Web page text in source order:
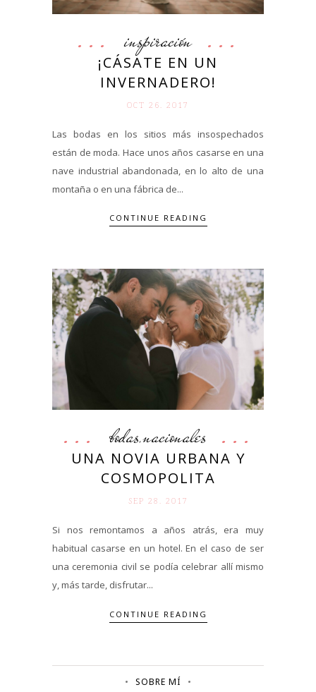
inspiración
¡CÁSATE EN UN
INVERNADERO!
OCT 26. 2017
Las bodas en los sitios más insospechados
están de moda. Hace unos años casarse en una
nave industrial abandonada, en lo alto de una
montaña o en una fábrica de...
CONTINUE READING
bodas,nacionales
UNA NOVIA URBANA Y
COSMOPOLITA
SEP 28. 2017
Si nos remontamos a años atrás, era muy
habitual casarse en un hotel. En el caso de ser
una ceremonia civil se podía celebrar allí mismo
y, más tarde, disfrutar...
CONTINUE READING
SOBRE MÍ